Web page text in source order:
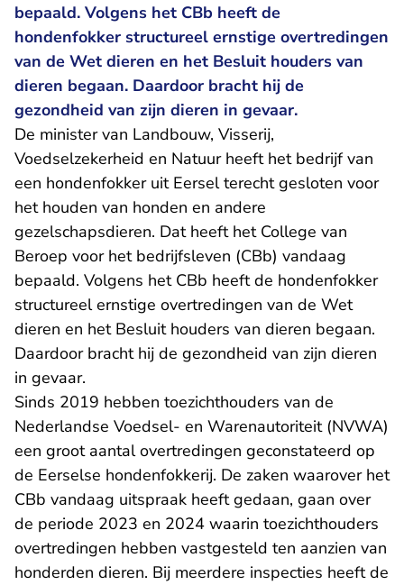
bepaald. Volgens het CBb heeft de
hondenfokker structureel ernstige overtredingen
van de Wet dieren en het Besluit houders van
dieren begaan. Daardoor bracht hij de
gezondheid van zijn dieren in gevaar.
De minister van Landbouw, Visserij,
Voedselzekerheid en Natuur heeft het bedrijf van
een hondenfokker uit Eersel terecht gesloten voor
het houden van honden en andere
gezelschapsdieren. Dat heeft het College van
Beroep voor het bedrijfsleven (CBb) vandaag
bepaald. Volgens het CBb heeft de hondenfokker
structureel ernstige overtredingen van de Wet
dieren en het Besluit houders van dieren begaan.
Daardoor bracht hij de gezondheid van zijn dieren
in gevaar.
Sinds 2019 hebben toezichthouders van de
Nederlandse Voedsel- en Warenautoriteit (NVWA)
een groot aantal overtredingen geconstateerd op
de Eerselse hondenfokkerij. De zaken waarover het
CBb vandaag uitspraak heeft gedaan, gaan over
de periode 2023 en 2024 waarin toezichthouders
overtredingen hebben vastgesteld ten aanzien van
honderden dieren. Bij meerdere inspecties heeft de